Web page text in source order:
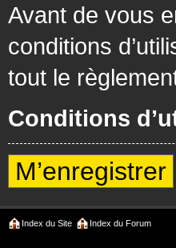
Avant de vous
conditions
tout le
Conditions
M’enregistrer
Index du Site Index du Forum